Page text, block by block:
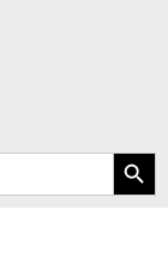
Botón de